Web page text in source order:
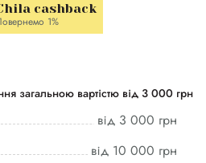
cashback
1%
загальною вартістю від 3 000 грн
від 3 000 грн
від 10 000 грн